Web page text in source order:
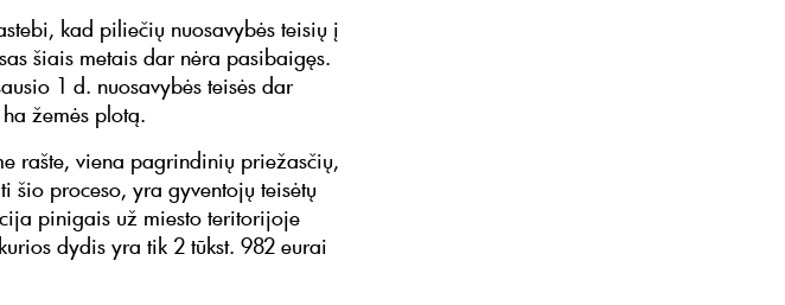
kad piliečių nuosavybės teisių į
šiais metais dar nėra pasibaigęs.
1 d. nuosavybės teisės dar
žemės plotą.
rašte, viena pagrindinių priežasčių,
šio proceso, yra gyventojų teisėtų
pinigais už miesto teritorijoje
dydis yra tik 2 tūkst. 982 eurai